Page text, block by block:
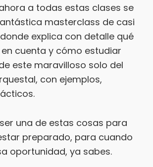
a todas estas clases se
masterclass de casi
explica con detalle qué
cuenta y cómo estudiar
este maravilloso solo del
con ejemplos,
una de estas cosas para
preparado, para cuando
oportunidad, ya sabes.